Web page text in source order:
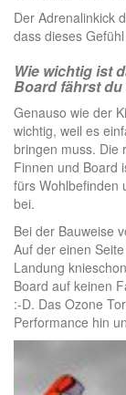
Der Adrenalinkick
dass dieses
Wie wichtig ist
Board fährst
Genauso wie der
wichtig, weil es
bringen muss. Die
Finnen und Board
fürs Wohlbefinden
bei.
Bei der Bauweise
Auf der einen
Landung
Board auf keinen
:-D. Das Ozone
Performance hin